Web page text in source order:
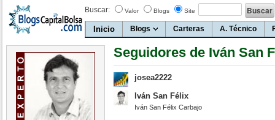
Buscar: Valor Blogs Site
Inicio Blogs Carteras A. Técnico
Seguidores de Iván San
josea2222
Iván San Félix
Iván San Félix Carbajo